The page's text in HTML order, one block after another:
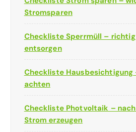
Stromsparen
Checkliste Sperrmüll –
entsorgen
Checkliste
achten
Checkliste Photvoltaik –
Strom erzeugen